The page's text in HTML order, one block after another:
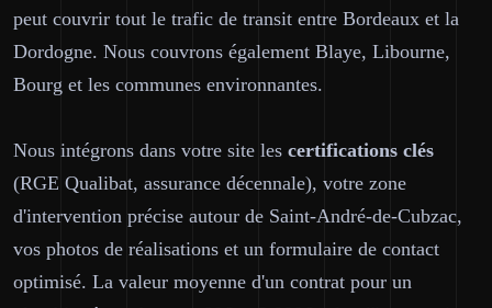
peut couvrir tout le trafic de transit entre Bordeaux et la
Dordogne. Nous couvrons également Blaye, Libourne,
Bourg et les communes environnantes.
Nous intégrons dans votre site les certifications clés
(RGE Qualibat, assurance décennale), votre zone
d'intervention précise autour de Saint-André-de-Cubzac,
vos photos de réalisations et un formulaire de contact
optimisé. La valeur moyenne d'un contrat pour un